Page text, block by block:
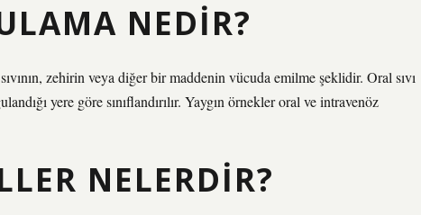
NEDIR?
zehirin veya diğer bir maddenin vücuda emilme şeklidir. Oral sıvı
yere göre sınıflandırılır. Yaygın örnekler oral ve intravenöz
NELERDIR?